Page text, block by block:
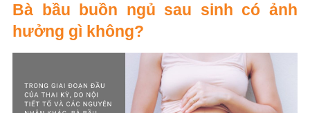
Bà bầu buồn ngủ sau sinh có ảnh
hưởng gì không?